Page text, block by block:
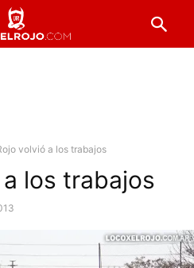
volvió a los trabajos
los trabajos